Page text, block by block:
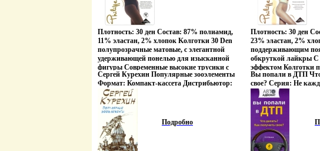
Плотность: 30 ден Состав: 87% полиамид,
11% эластан, 2% хлопок Kолготки 30 Den
полупрозрачные матовые, с элегантной
удерживающей понелью для изысканной
фигуры Современные высокие трусики с
различными уровнбыбхюями давления для
идеального контроля и удобства
Производитель: Италия Philippe Matignon -
это элегантный, изысканный и
соблазнительный бренд Philippe Matignon
означает новаторство, поиск, строгий
контроль! Все чулочно-носочные изделия
Philippe Matignon изготавливаювицщдтся из
нитей высочайшего качества и новейших
Сергей Курехин Популярные зооэлементы
Формат: Компакт-кассета Дистрибьютор:
Manchester Files Лицензионные товары
Характеристики аудионосителей Альбом
инфо 4887q.
Подробно
Плотность: 30 ден
23% эластан, 2%
поддерживающим
обкруткой лайкры
эффектом Колготки
ноги Тонкая
б ластовица,
мысок
Matignon - это
соблазнительный
означает
контроль! Все
Philippe
нитей высочайшего
Вы попали в ДТП
свое? Серия: Не